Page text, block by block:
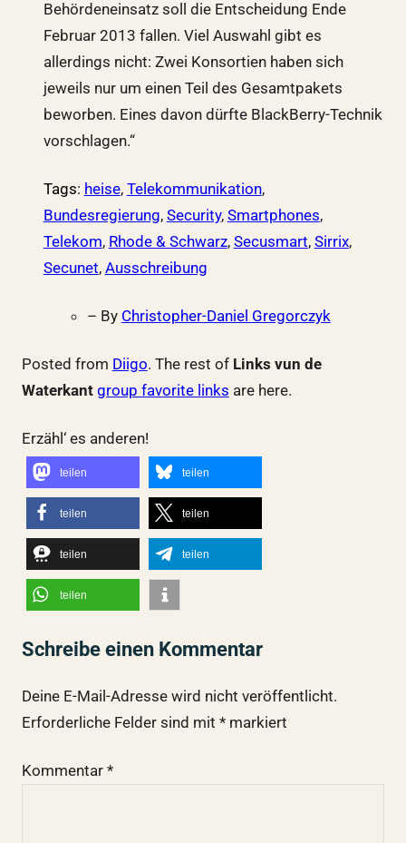
Behördeneinsatz soll die Entscheidung Ende
Februar 2013 fallen. Viel Auswahl gibt es
allerdings nicht: Zwei Konsortien haben sich
jeweils nur um einen Teil des Gesamtpakets
beworben. Eines davon dürfte BlackBerry-Technik
vorschlagen.“
Tags: heise, Telekommunikation,
Bundesregierung, Security, Smartphones,
Telekom, Rhode & Schwarz, Secusmart, Sirrix,
Secunet, Ausschreibung
– By Christopher-Daniel Gregorczyk
Posted from Diigo. The rest of Links vun de
Waterkant group favorite links are here.
Erzähl‘ es anderen!
teilen teilen
teilen teilen
teilen teilen
teilen
Schreibe einen Kommentar
Deine E-Mail-Adresse wird nicht veröffentlicht.
Erforderliche Felder sind mit *markiert
Kommentar *